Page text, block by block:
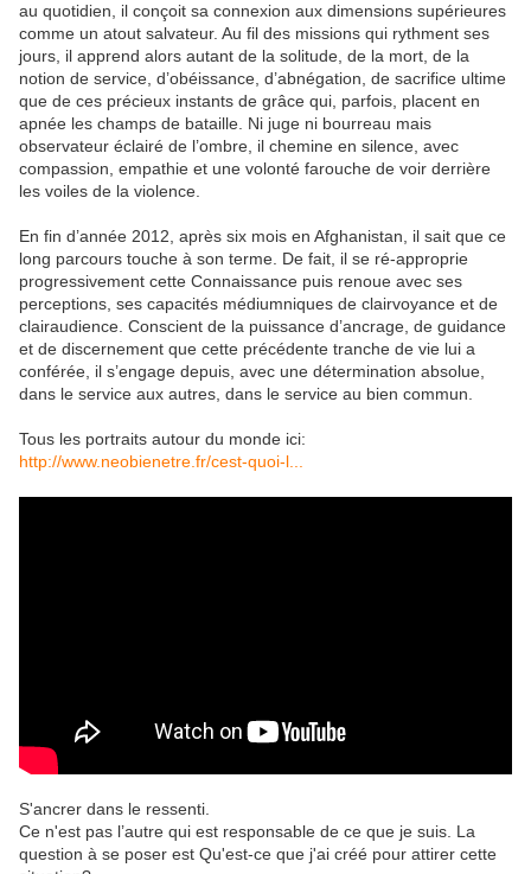
au quotidien, il conçoit sa connexion aux dimensions supérieures
comme un atout salvateur. Au fil des missions qui rythment ses
jours, il apprend alors autant de la solitude, de la mort, de la
notion de service, d’obéissance, d’abnégation, de sacrifice ultime
que de ces précieux instants de grâce qui, parfois, placent en
apnée les champs de bataille. Ni juge ni bourreau mais
observateur éclairé de l’ombre, il chemine en silence, avec
compassion, empathie et une volonté farouche de voir derrière
les voiles de la violence.
En fin d’année 2012, après six mois en Afghanistan, il sait que ce
long parcours touche à son terme. De fait, il se ré-approprie
progressivement cette Connaissance puis renoue avec ses
perceptions, ses capacités médiumniques de clairvoyance et de
clairaudience. Conscient de la puissance d’ancrage, de guidance
et de discernement que cette précédente tranche de vie lui a
conférée, il s’engage depuis, avec une détermination absolue,
dans le service aux autres, dans le service au bien commun.
Tous les portraits autour du monde ici:
http://www.neobienetre.fr/cest-quoi-l...
S'ancrer dans le ressenti.
Ce n'est pas l’autre qui est responsable de ce que je suis. La
question à se poser est Qu'est-ce que j'ai créé pour attirer cette